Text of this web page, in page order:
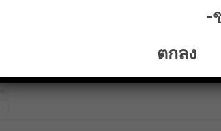
-
ตกลง